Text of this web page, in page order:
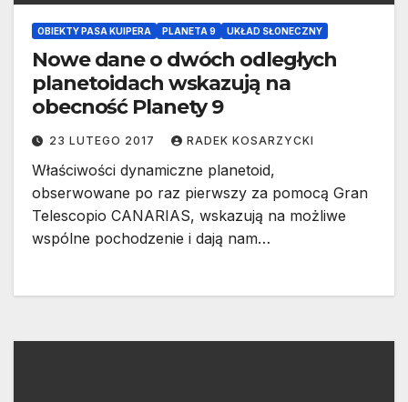
OBIEKTY PASA KUIPERA PLANETA 9 UKŁAD SŁONECZNY
Nowe dane o dwóch odległych
planetoidach wskazują na
obecność Planety 9
23 LUTEGO 2017 RADEK KOSARZYCKI
Właściwości dynamiczne planetoid,
obserwowane po raz pierwszy za pomocą Gran
Telescopio CANARIAS, wskazują na możliwe
wspólne pochodzenie i dają nam…